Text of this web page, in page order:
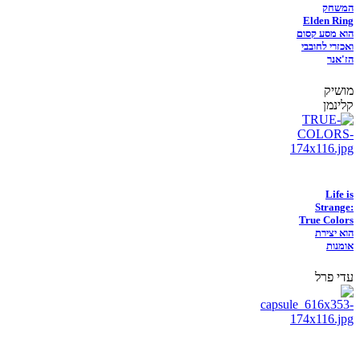
המשחק
Elden Ring
הוא מסע קסום
ואכזרי לחובבי
הז'אנר
מושיק
קלינמן
Life is
Strange:
True Colors
הוא יצירת
אומנות
עדי פרל